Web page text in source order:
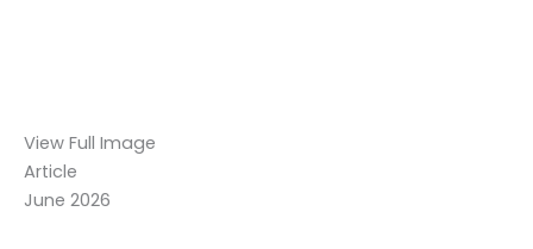
View Full Image
Article
June 2026